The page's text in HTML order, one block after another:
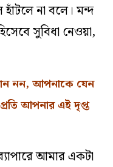
না বলে। মন্দ
সুবিধা নেওয়া,
নন, আপনাকে যেন
আপনার এই দৃপ্ত
আমার একটা